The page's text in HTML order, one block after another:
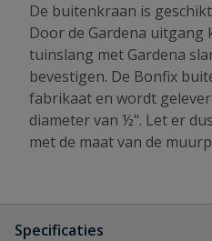
De buitenkraan is
Door de Gardena uitgang
tuinslang met Gardena
bevestigen. De Bonfix
fabrikaat en wordt
diameter van ½". Let er
met de maat van de
Specificaties